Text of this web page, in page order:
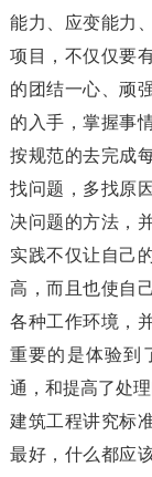
能力、应变能力
项目，不仅仅要
的团结一心、顽
的入手，掌握事
按规范的去完成
找问题，多找原
决问题的方法，
实践不仅让自己
高，而且也使自
各种工作环境，
重要的是体验到
通，和提高了处
建筑工程讲究标
最好，什么都应